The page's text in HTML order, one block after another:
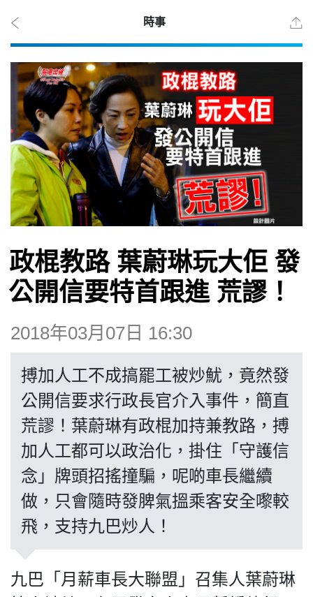
2026
年 8
月 6
日
時事
觀點
投票
視頻
昔日
系列
活動
時事
政棍教路 葉蔚琳玩大佢 發
公開信要特首跟進 荒謬！
2018年03月07日 16:30
搏加人工不成搞罷工被炒魷，竟然發
公開信要求行政長官介入事件，簡直
荒謬！葉蔚琳有政棍加持兼教路，搏
加人工都可以政治化，掛住「守護信
念」牌頭招搖撞騙，呢啲車長繼續
做，只會隨時發脾氣搵乘客安全嚟較
飛，支持九巴炒人！
九巴「月薪車長大聯盟」召集人葉蔚琳